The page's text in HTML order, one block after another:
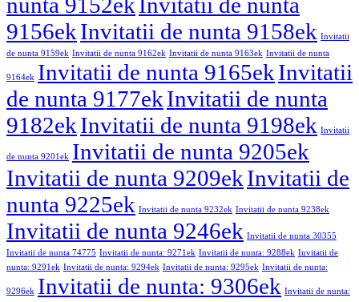
9156ekInvitatii de nunta 9158ek Invitatii
de nunta 9159ek Invitatii de nunta 9162ek Invitatii de nunta 9163ek Invitatii de nunta
9164ek Invitatii de nunta 9165ekInvitatii
de nunta 9177ekInvitatii de nunta
9182ekInvitatii de nunta 9198ek Invitatii
de nunta 9201ek Invitatii de nunta 9205ek
Invitatii de nunta 9209ekInvitatii de
nunta 9225ek Invitatii de nunta 9232ek Invitatii de nunta 9238ek
Invitatii de nunta 9246ek Invitatii de nunta 30355
Invitatii de nunta 74775 Invitatii de nunta: 9271ek Invitatii de nunta: 9288ek Invitatii de
nunta: 9291ek Invitatii de nunta: 9294ek Invitatii de nunta: 9295ek Invitatii de nunta:
9296ek Invitatii de nunta: 9306ek Invitatii de nunta: